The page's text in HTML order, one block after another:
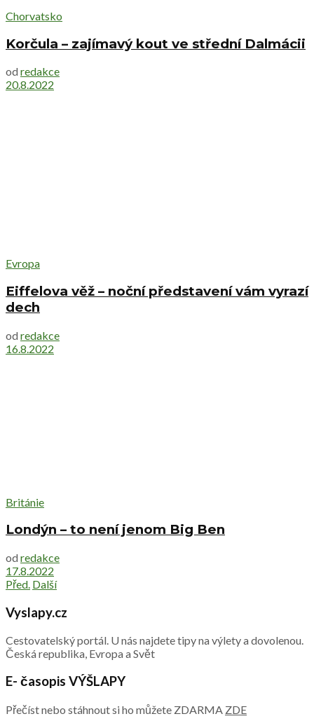
Chorvatsko
Korčula – zajímavý kout ve střední Dalmácii
od redakce
20.8.2022
Evropa
Eiffelova věž – noční představení vám vyrazí
dech
od redakce
16.8.2022
Británie
Londýn – to není jenom Big Ben
od redakce
17.8.2022
Před. Další
Vyslapy.cz
Cestovatelský portál. U nás najdete tipy na výlety a dovolenou.
Česká republika, Evropa a Svět
E- časopis VÝŠLAPY
Přečíst nebo stáhnout si ho můžete ZDARMA ZDE